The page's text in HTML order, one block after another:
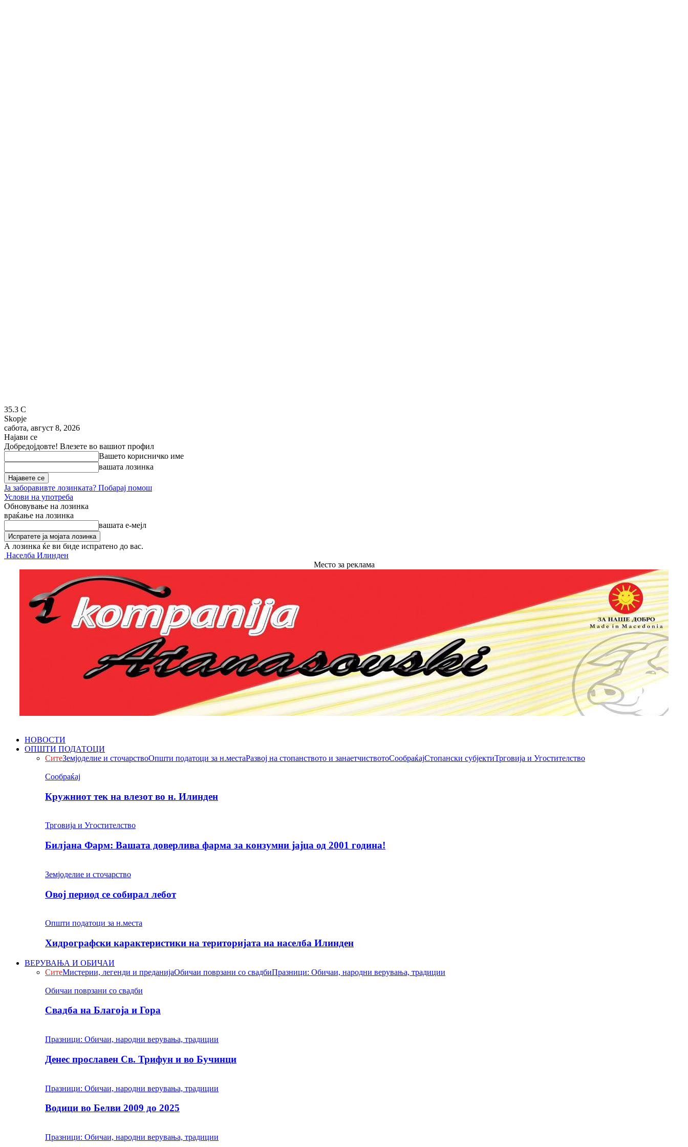
35.3 C
Skopje
сабота, август 8, 2026
Најави се
Добредојдовте! Влезете во вашиот профил
Вашето корисничко име
вашата лозинка
Ја заборавивте лозинката? Побарај помош
Услови на употреба
Обновување на лозинка
враќање на лозинка
вашата е-мејл
А лозинка ќе ви биде испратено до вас.
Населба Илинден
Место за реклама
НОВОСТИ
ОПШТИ ПОДАТОЦИ
СитеЗемјоделие и сточарствоОпшти податоци за н.местаРазвој на стопанството и занаетчиствотоСообраќајСтопански субјектиТрговија и Угостителство
Сообраќај
Кружниот тек на влезот во н. Илинден
Трговија и Угостителство
Билјана Фарм: Вашата доверлива фарма за конзумни јајца од 2001 година!
Земјоделие и сточарство
Овој период се собирал лебот
Општи податоци за н.места
Хидрографски карактеристики на територијата на населба Илинден
ВЕРУВАЊА И ОБИЧАИ
СитеМистерии, легенди и преданијаОбичаи поврзани со свадбиПразници: Обичаи, народни верувања, традиции
Обичаи поврзани со свадби
Свадба на Благоја и Гора
Празници: Обичаи, народни верувања, традиции
Денес прославен Св. Трифун и во Бучинци
Празници: Обичаи, народни верувања, традиции
Водици во Белви 2009 до 2025
Празници: Обичаи, народни верувања, традиции